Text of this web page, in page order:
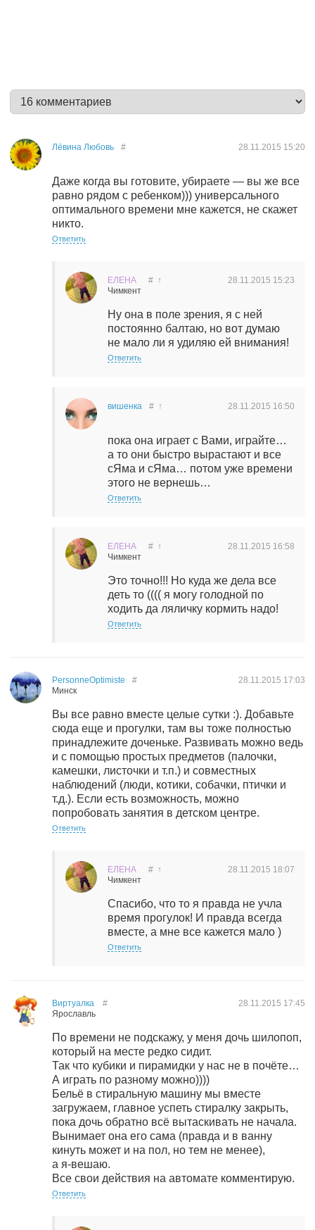
Лёвина Любовь 28.11.2015 15:20
#
Даже когда вы готовите, убираете — вы же все
равно рядом с ребенком))) универсального
оптимального времени мне кажется, не скажет
никто.
Ответить
ЕЛЕНА
Чимкент
28.11.2015 15:23
# ↑
Ну она в поле зрения, я с ней
постоянно балтаю, но вот думаю
не мало ли я удиляю ей внимания!
Ответить
вишенка 28.11.2015 16:50
# ↑
пока она играет с Вами, играйте…
а то они быстро вырастают и все
сЯма и сЯма… потом уже времени
этого не вернешь…
Ответить
ЕЛЕНА
Чимкент
28.11.2015 16:58
# ↑
Это точно!!! Но куда же дела все
деть то (((( я могу голодной по
ходить да ляличку кормить надо!
Ответить
PersonneOptimiste
Минск
28.11.2015 17:03
#
Вы все равно вместе целые сутки :). Добавьте
сюда еще и прогулки, там вы тоже полностью
принадлежите доченьке. Развивать можно ведь
и с помощью простых предметов (палочки,
камешки, листочки и т.п.) и совместных
наблюдений (люди, котики, собачки, птички и
т.д.). Если есть возможность, можно
попробовать занятия в детском центре.
Ответить
ЕЛЕНА
Чимкент
28.11.2015 18:07
# ↑
Спасибо, что то я правда не учла
время прогулок! И правда всегда
вместе, а мне все кажется мало )
Ответить
Виртуалка
Ярославль
28.11.2015 17:45
#
По времени не подскажу, у меня дочь шилопоп,
который на месте редко сидит.
Так что кубики и пирамидки у нас не в почёте…
А играть по разному можно))))
Бельё в стиральную машину мы вместе
загружаем, главное успеть стиралку закрыть,
пока дочь обратно всё вытаскивать не начала.
Вынимает она его сама (правда и в ванну
кинуть может и на пол, но тем не менее),
а я-вешаю.
Все свои действия на автомате комментирую.
Ответить